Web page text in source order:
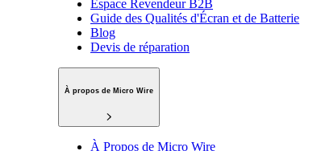
Espace Revendeur B2B
Guide des Qualités d'Écran et de Batterie
Blog
Devis de réparation
À propos de Micro Wire
À Propos de Micro Wire